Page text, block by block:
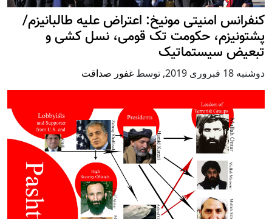
کنفرانس امنیتی مونیخ: اعتراض علیه طالبانیزم/
پشتونیزم، حکومت تک قومی، نسل کشی و
تبعیض سیستماتیک
دوشنبه 18 فبروری 2019 , توسط غفور صداقت